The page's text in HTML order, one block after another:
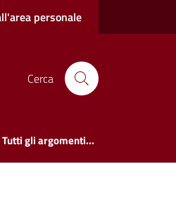
personale
Cerca
Tutti gli argomenti...